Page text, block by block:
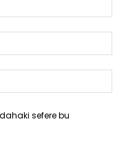
sefere bu